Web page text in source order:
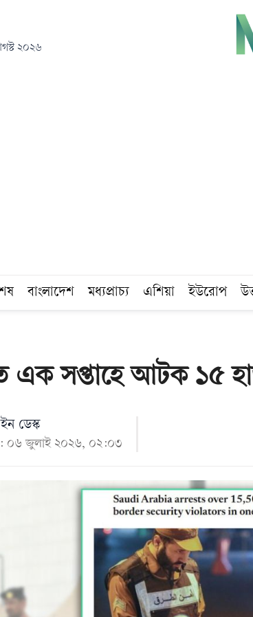
২০২৬
বাংলাদেশ মধ্যপ্রাচ্য এশিয়া ইউরোপ
এক সপ্তাহে আটক ১৫
ডেস্ক
০৬ জুলাই ২০২৬, ০২:০৩